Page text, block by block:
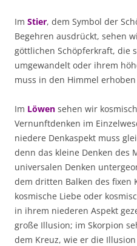
Im Stier, dem Symbol der
Begehren ausdrückt, sehen
göttlichen Schöpferkraft, die
umgewandelt oder ihrem
muss in den Himmel
Im Löwen sehen wir
Vernunftdenken im
niedere Denkaspekt muss
denn das kleine Denken des
universalen Denken
dem dritten Balken des fixen
kosmische Liebe oder
in ihrem niederen Aspekt
große Illusion; im Skorpion
dem Kreuz, wie er die